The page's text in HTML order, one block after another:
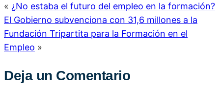
« ¿No estaba el futuro del empleo en la formación?
El Gobierno subvenciona con 31,6 millones a la
Fundación Tripartita para la Formación en el
Empleo »
Deja un Comentario